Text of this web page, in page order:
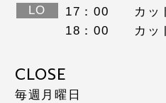
LO
17：00
カッ
18：00
カッ
CLOSE
毎週月曜日